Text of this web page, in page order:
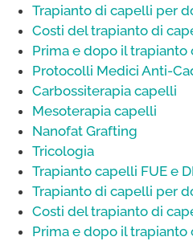
Trapianto di capelli per
Costi del trapianto di
Prima e dopo il trapianto
Protocolli Medici Anti-
Carbossiterapia capelli
Mesoterapia capelli
Nanofat Grafting
Tricologia
Trapianto capelli FUE e
Trapianto di capelli per
Costi del trapianto di
Prima e dopo il trapianto